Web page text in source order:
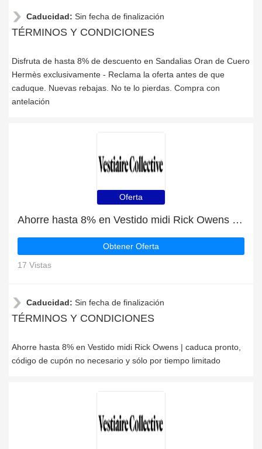
Caducidad: Sin fecha de finalización
TÉRMINOS Y CONDICIONES
Disfruta de hasta 8% de descuento en Sandalias Oran de Cuero
Hermès exclusivamente - Reclama la oferta antes de que
caduque. Nuevas rebajas. No te lo pierdas. Compra con
antelación
Oferta
Ahorre hasta 8% en Vestido midi Rick Owens | caduca pronto
Obtener Oferta
17 Vistas
Caducidad: Sin fecha de finalización
TÉRMINOS Y CONDICIONES
Ahorre hasta 8% en Vestido midi Rick Owens | caduca pronto,
código de cupón no necesario y sólo por tiempo limitado